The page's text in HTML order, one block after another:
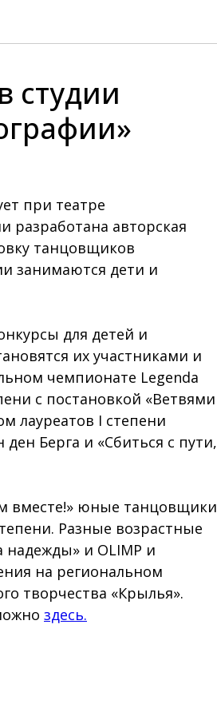
студии
при театре
разработана авторская
танцовщиков
занимаются дети и
для детей и
их участниками и
чемпионате Legenda
с постановкой «Ветвями
лауреатов I степени
Берга и «Сбиться с пути,
вместе!» юные танцовщики
Разные возрастные
надежды» и OLIMP и
на региональном
творчества «Крылья».
здесь.